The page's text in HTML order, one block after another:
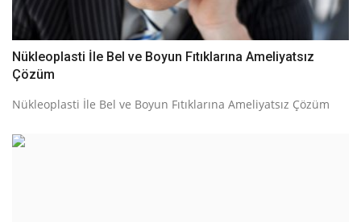
Nükleoplasti İle Bel ve Boyun Fıtıklarına Ameliyatsız
Çözüm
Nükleoplasti İle Bel ve Boyun Fıtıklarına Ameliyatsız Çözüm